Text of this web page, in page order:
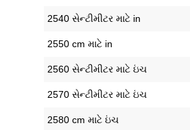
2540 સેન્ટીમીટર માટે in
2550 cm માટે in
2560 સેન્ટીમીટર માટે ઇંચ
2570 સેન્ટીમીટર માટે ઇંચ
2580 cm માટે ઇંચ